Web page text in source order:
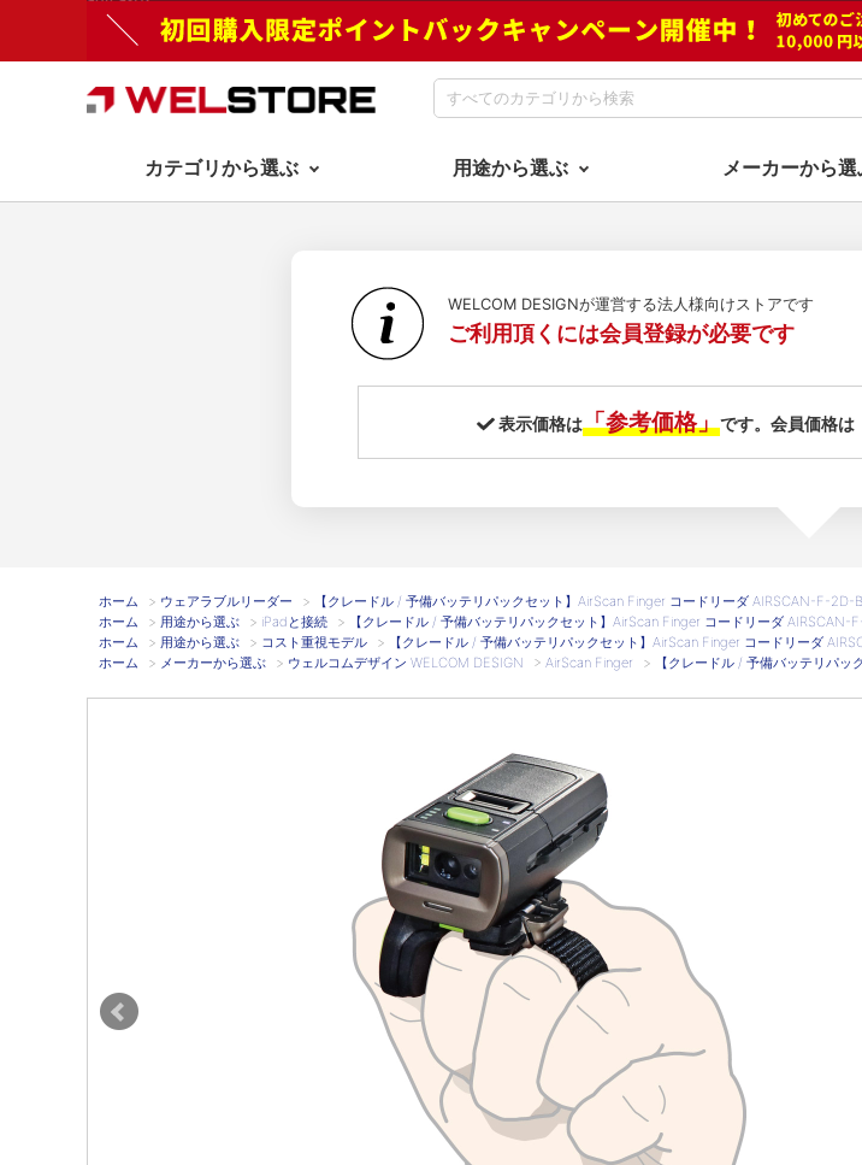
カテゴリから選ぶ 用途から選ぶ メーカーから選
WELCOM DESIGNが運営する法人様向けストアです
ご利用頂くには会員登録が必要です
表示価格は「参考価格」です。会員価格は
ホーム > ウェアラブルリーダー >
【クレードル / 予備バッテリパックセット】AirScan Finger コードリーダ AIRSCAN-F-2D-
ホーム
> 用途から選ぶ > iPadと接続 >
【クレードル / 予備バッテリパックセット】AirScan Finger コードリーダ AIRSCAN-
ホーム
> 用途から選ぶ > コスト重視モデル >
【クレードル / 予備バッテリパックセット】AirScan Finger コードリーダ
ホーム
> メーカーから選ぶ > ウェルコムデザイン WELCOM DESIGN > AirScan Finger > 【クレードル / 予備バッテリパ